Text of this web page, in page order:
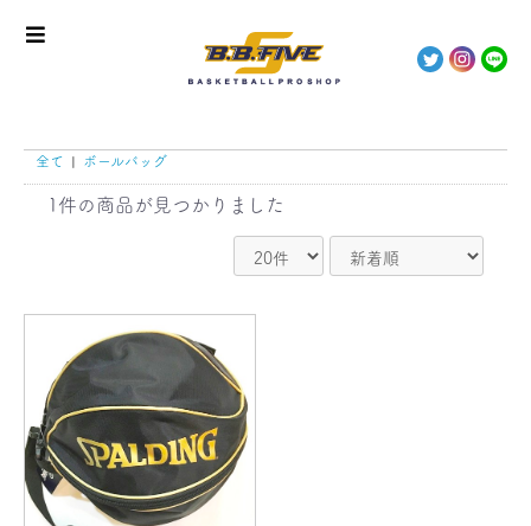
全て | ボールバッグ
1件の商品が見つかりました